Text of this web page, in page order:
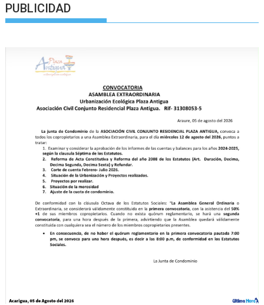
PUBLICIDAD